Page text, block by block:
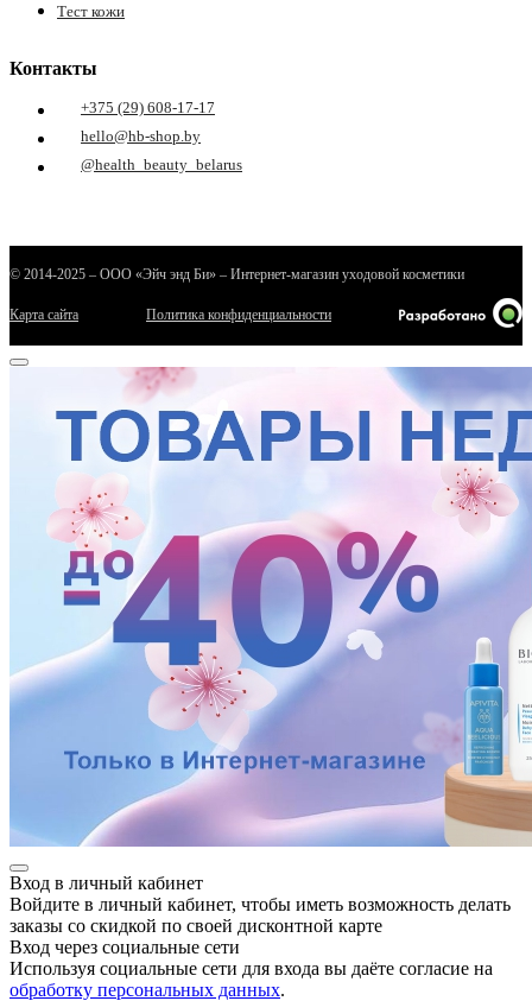
Тест кожи
Контакты
+375 (29) 608-17-17
hello@hb-shop.by
@health_beauty_belarus
© 2014-2025 – ООО «Эйч энд Би» – Интернет-магазин уходовой косметики
Карта сайта Политика конфиденциальности
Вход в личный кабинет
Войдите в личный кабинет, чтобы иметь возможность делать
заказы со скидкой по своей дисконтной карте
Вход через социальные сети
Используя социальные сети для входа вы даёте согласие на
обработку персональных данных.